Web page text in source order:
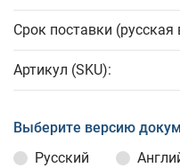
Срок поставки (русская
Артикул (SKU):
Выберите версию
Русский